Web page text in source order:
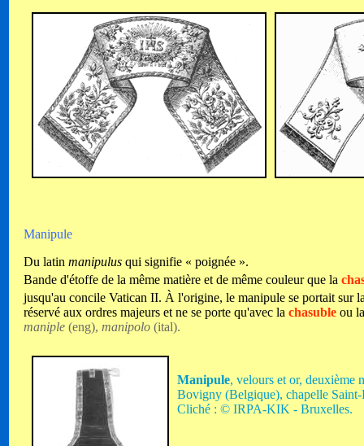
Manipule
Du latin manipulus qui signifie « poignée ».
Bande d'étoffe de la même matière et de même couleur que la
jusqu'au concile Vatican II. À l'origine, le manipule se portait sur
réservé aux ordres majeurs et ne se porte qu'avec la chasuble ou
maniple (eng), manipolo (ital).
Manipule, velours et or, deuxième
Bovigny (Belgique), chapelle
Cliché : © IRPA-KIK - Bruxelles.